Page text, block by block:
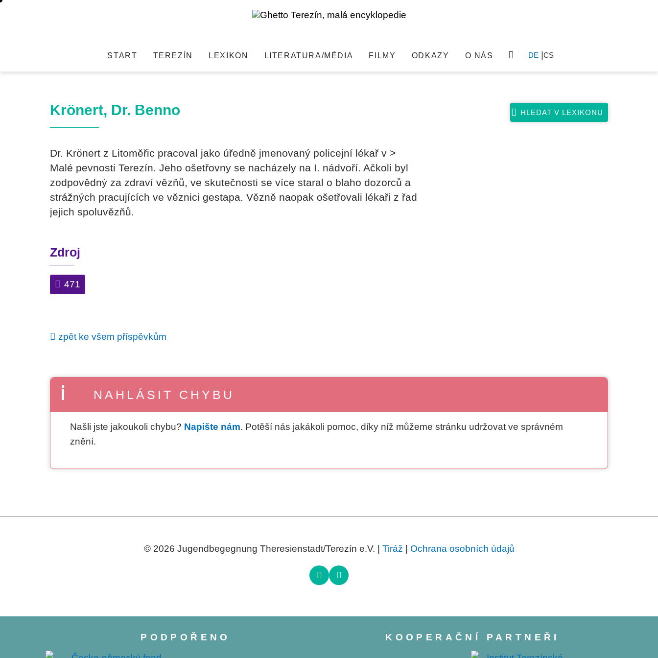
START TEREZÍN LEXIKON LITERATURA/MÉDIA FILMY ODKAZY O NÁS DE CS
Krönert, Dr. Benno
Dr. Krönert z Litoměřic pracoval jako úředně jmenovaný policejní lékař v >
Malé pevnosti Terezín. Jeho ošetřovny se nacházely na I. nádvoří. Ačkoli byl
zodpovědný za zdraví vězňů, ve skutečnosti se více staral o blaho dozorců a
strážných pracujících ve věznici gestapa. Vězně naopak ošetřovali lékaři z řad
jejich spoluvězňů.
Zdroj
471
zpět ke všem příspěvkům
NAHLÁSIT CHYBU
Našli jste jakoukoli chybu? Napište nám. Potěší nás jakákoli pomoc, díky níž můžeme stránku udržovat ve správném
znění.
© 2026 Jugendbegegnung Theresienstadt/Terezín e.V. | Tiráž Ochrana osobních údajů
PODPOŘENO KOOPERAČNÍ PARTNEŘI